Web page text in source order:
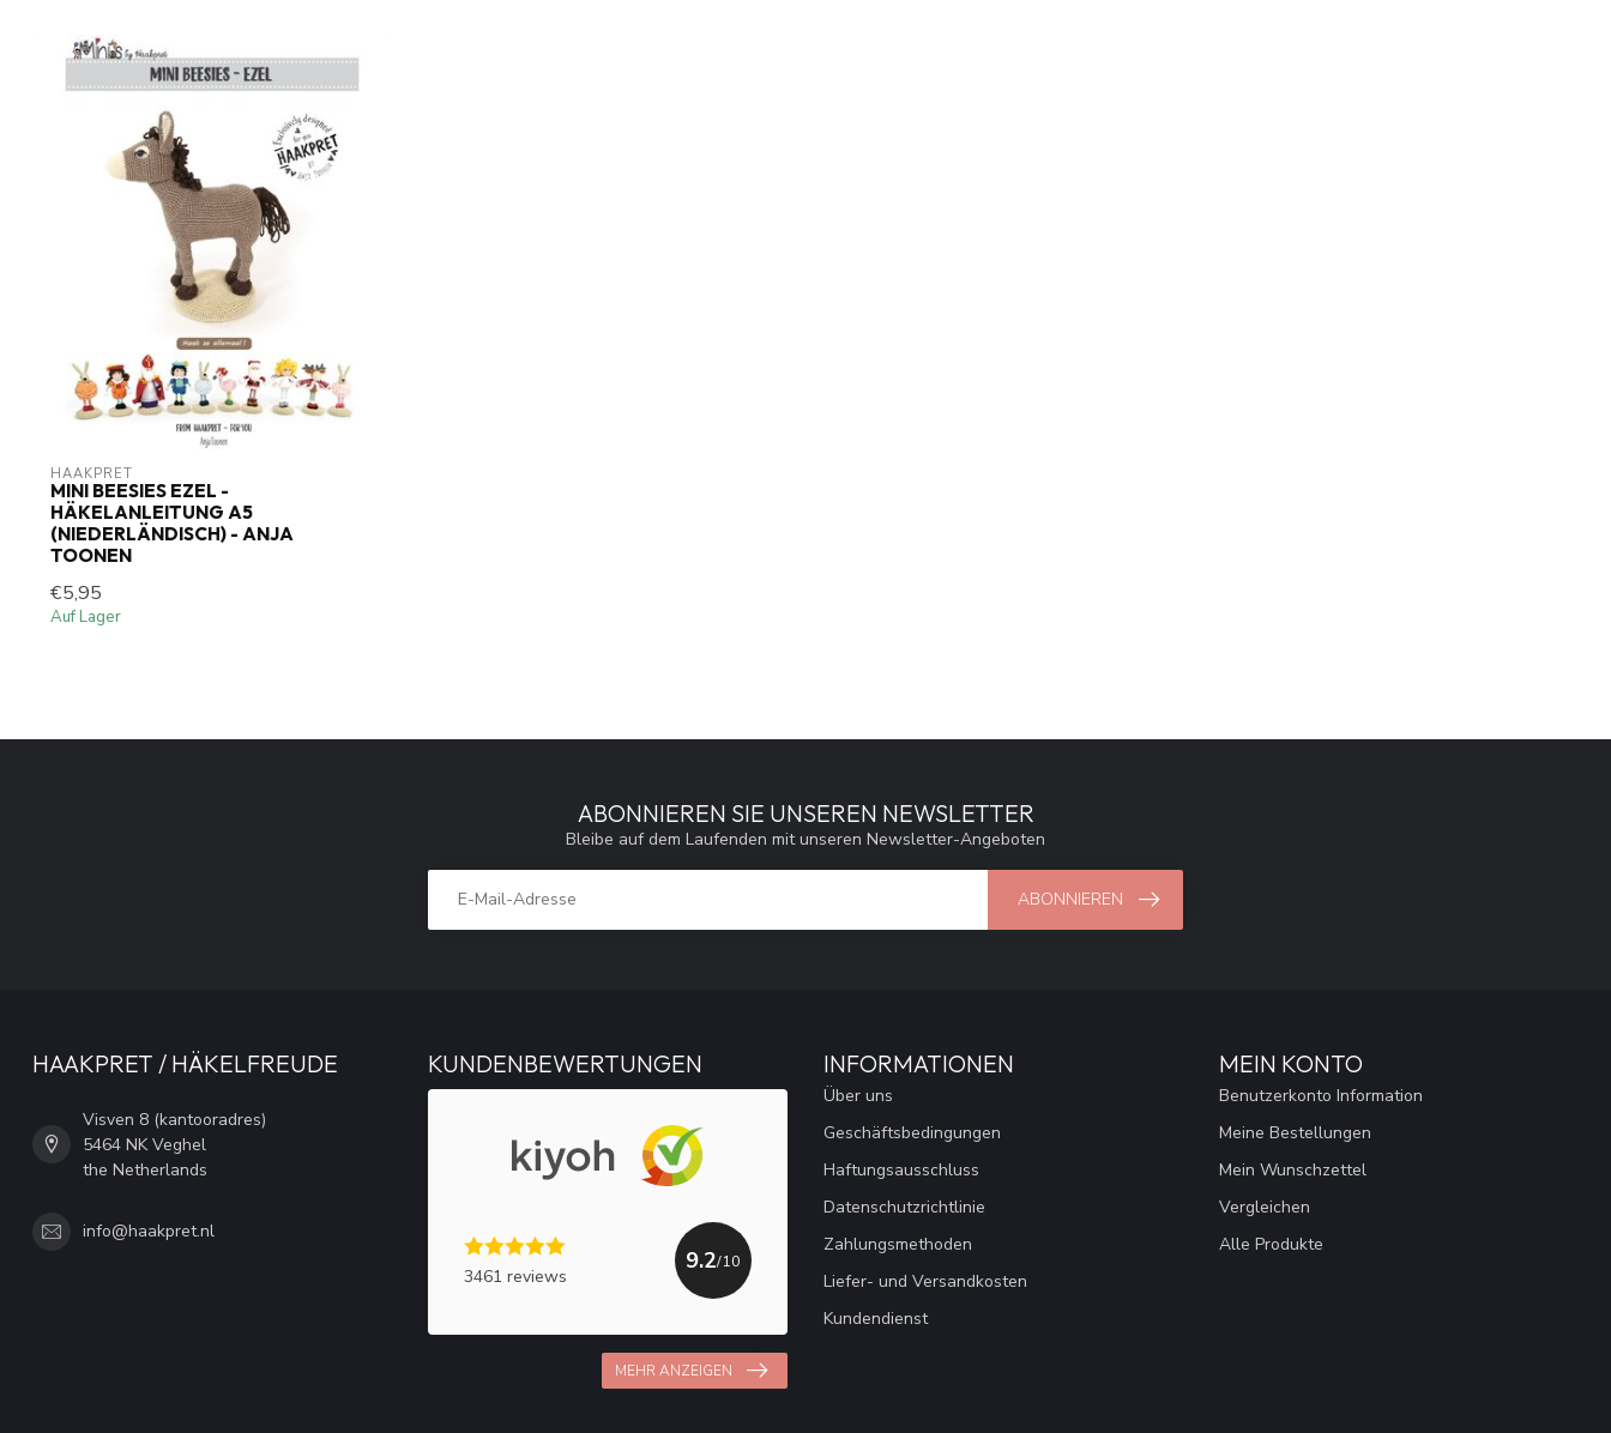
HAAKPRET
MINI BEESIES EZEL -
HÄKELANLEITUNG A5
(NIEDERLÄNDISCH) - ANJA
TOONEN
€5,95
Auf Lager
ABONNIEREN SIE UNSEREN NEWSLETTER
Bleibe auf dem Laufenden mit unseren Newsletter-Angeboten
ABONNIEREN
HAAKPRET / HÄKELFREUDE
Visven 8 (kantooradres)
5464 NK Veghel
the Netherlands
info@haakpret.nl
KUNDENBEWERTUNGEN
3461 reviews
9.2/10
MEHR ANZEIGEN
INFORMATIONEN
Über uns
Geschäftsbedingungen
Haftungsausschluss
Datenschutzrichtlinie
Zahlungsmethoden
Liefer- und Versandkosten
Kundendienst
MEIN KONTO
Benutzerkonto Information
Meine Bestellungen
Mein Wunschzettel
Vergleichen
Alle Produkte